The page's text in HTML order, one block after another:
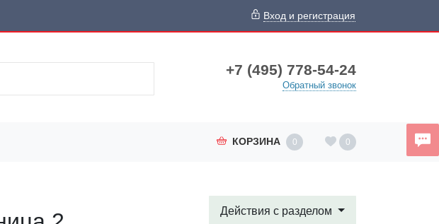
Вход и регистрация
+7 (495) 778-54-24
Обратный звонок
КОРЗИНА 0 0
Действия с разделом